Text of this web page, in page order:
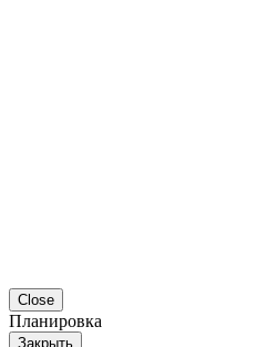
Close
Планировка
Закрыть